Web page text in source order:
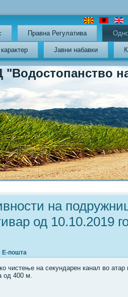
Правна Регулатива
Јавни набавки
на
на
од 10.10.2019
Е-пошта
чистење на секундарен канал во
од 400 м.